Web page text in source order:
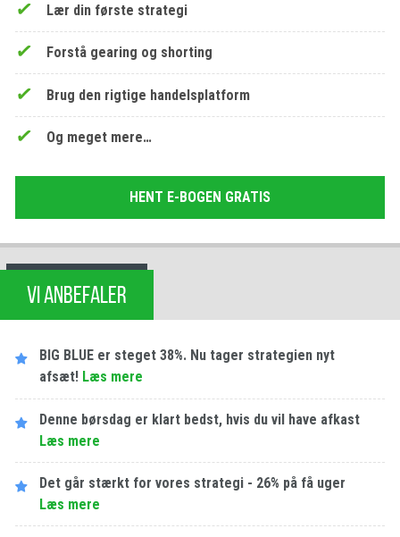
Lær din første strategi
Forstå gearing og shorting
Brug den rigtige handelsplatform
Og meget mere…
HENT E-BOGEN GRATIS
VI ANBEFALER
BIG BLUE er steget 38%. Nu tager strategien nyt
afsæt! Læs mere
Denne børsdag er klart bedst, hvis du vil have afkast
Læs mere
Det går stærkt for vores strategi - 26% på få uger
Læs mere